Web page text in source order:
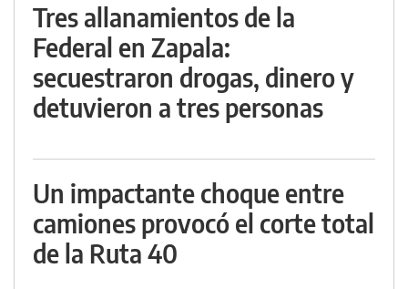
Tres allanamientos de la
Federal en Zapala:
secuestraron drogas, dinero y
detuvieron a tres personas
Un impactante choque entre
camiones provocó el corte total
de la Ruta 40